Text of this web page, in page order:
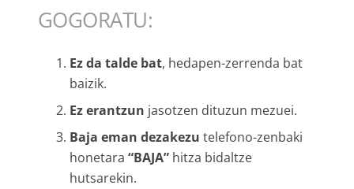
GOGORATU:
Ez da talde bat, hedapen-zerrenda bat
baizik.
Ez erantzun jasotzen dituzun mezuei.
Baja eman dezakezu telefono-zenbaki
honetara “BAJA” hitza bidaltze
hutsarekin.